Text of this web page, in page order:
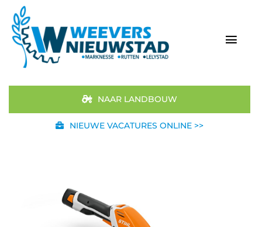
naar
inhoud
Aanbod
Occasions
NAAR LANDBOUW
NIEUWE VACATURES ONLINE >>